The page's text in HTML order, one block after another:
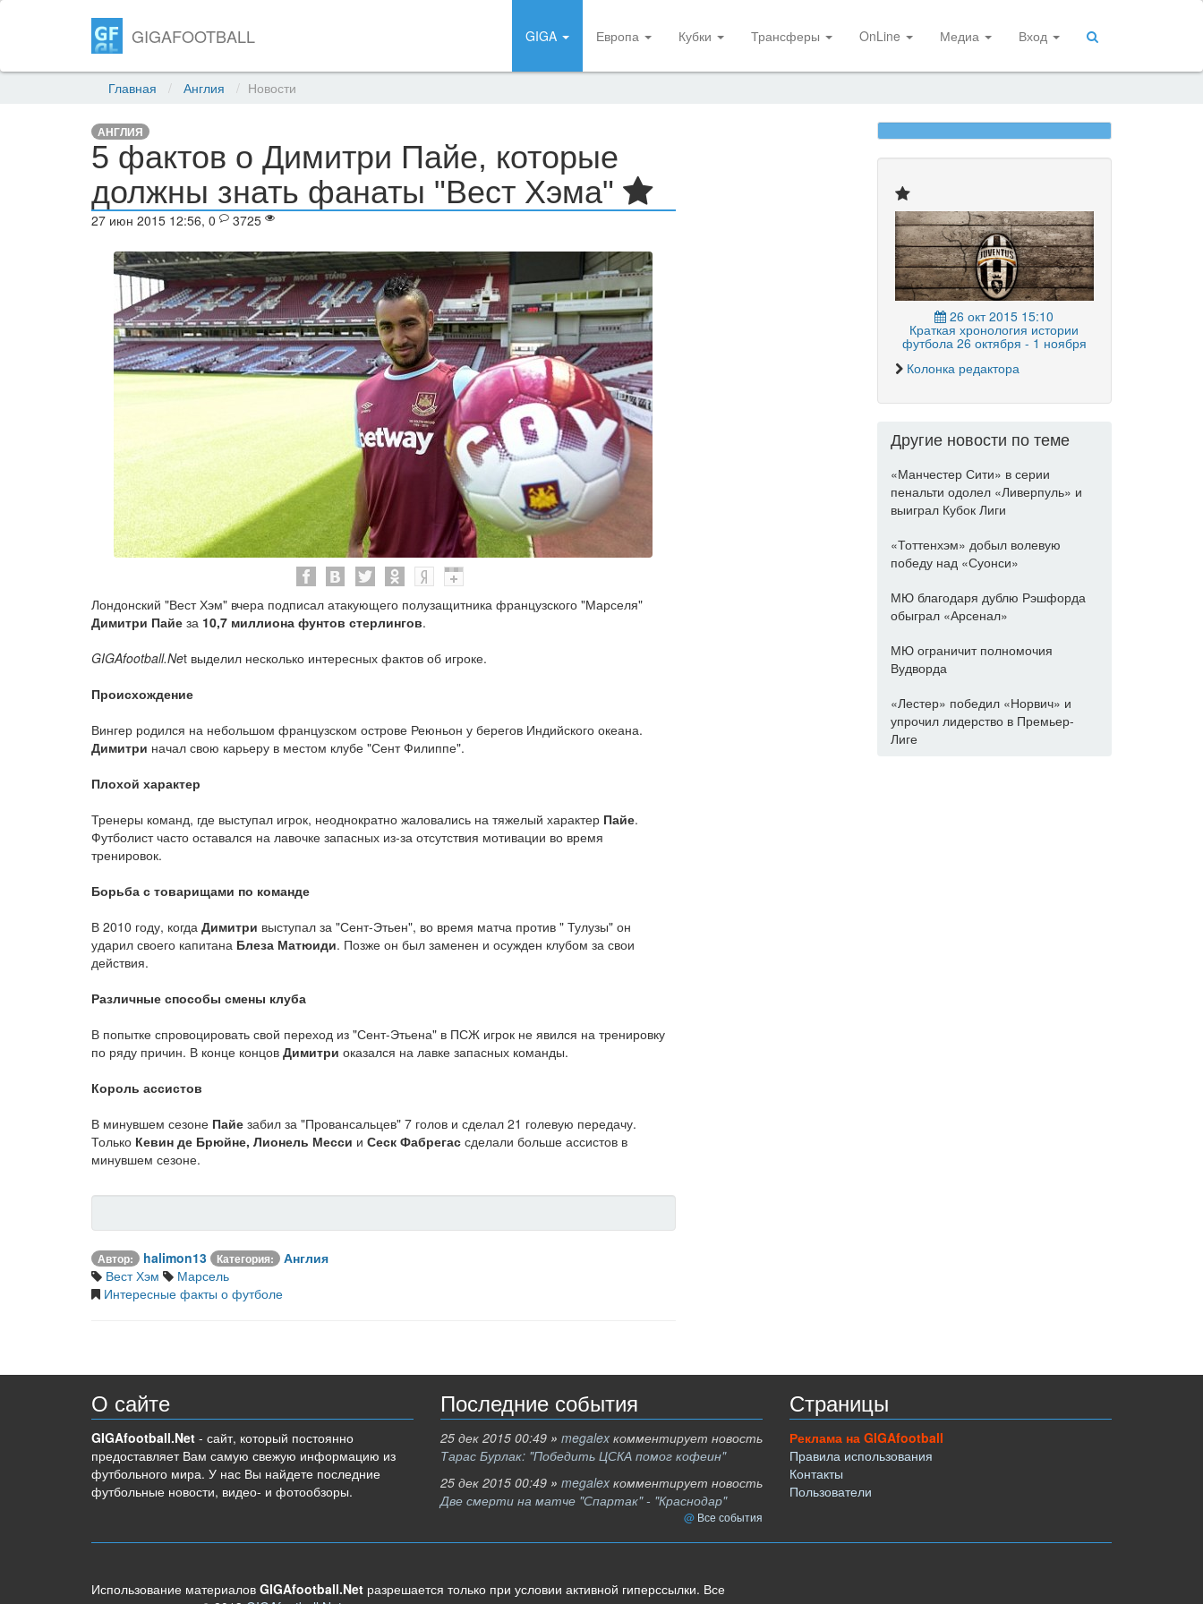
GIGAFOOTBALL GIGA Европа Кубки Трансферы OnLine Медиа Вход
Главная Англия Новости
АНГЛИЯ
5 фактов о Димитри Пайе, которые
должны знать фанаты "Вест Хэма"
27 июн 2015 12:56, 0 3725
Лондонский "Вест Хэм" вчера подписал атакующего полузащитника французского "Марселя"
Димитри Пайе за 10,7 миллиона фунтов стерлингов.
GIGAfootball.Net выделил несколько интересных фактов об игроке.
Происхождение
Вингер родился на небольшом французском острове Реюньон у берегов Индийского океана.
Димитри начал свою карьеру в местом клубе "Сент Филиппе".
Плохой характер
Тренеры команд, где выступал игрок, неоднократно жаловались на тяжелый характер Пайе.
Футболист часто оставался на лавочке запасных из-за отсутствия мотивации во время
тренировок.
Борьба с товарищами по команде
В 2010 году, когда Димитри выступал за "Сент-Этьен", во время матча против " Тулузы" он
ударил своего капитана Блеза Матюиди. Позже он был заменен и осужден клубом за свои
действия.
Различные способы смены клуба
В попытке спровоцировать свой переход из "Сент-Этьена" в ПСЖ игрок не явился на тренировку
по ряду причин. В конце концов Димитри оказался на лавке запасных команды.
Король ассистов
В минувшем сезоне Пайе забил за "Провансальцев" 7 голов и сделал 21 голевую передачу.
Только Кевин де Брюйне, Лионель Месси и Сеск Фабрегас сделали больше ассистов в
минувшем сезоне.
Автор: halimon13 Категория:
Англия
Вест Хэм
Марсель
Интересные факты о футболе
26 окт 2015 15:10
Краткая хронология истории
футбола 26 октября - 1 ноября
Колонка редактора
Другие новости по теме
«Манчестер Сити» в серии
пенальти одолел «Ливерпуль» и
выиграл Кубок Лиги
«Тоттенхэм» добыл волевую
победу над «Суонси»
МЮ благодаря дублю Рэшфорда
обыграл «Арсенал»
МЮ ограничит полномочия
Вудворда
«Лестер» победил «Норвич» и
упрочил лидерство в Премьер-
Лиге
О сайте
GIGAfootball.Net - сайт, который постоянно
предоставляет Вам самую свежую информацию из
футбольного мира. У нас Вы найдете последние
футбольные новости, видео- и фотообзоры.
Последние события
25 дек 2015 00:49 » megalex комментирует новость
Тарас Бурлак: "Победить ЦСКА помог кофеин"
25 дек 2015 00:49 » megalex комментирует новость
Две смерти на матче "Спартак" - "Краснодар"
Все события
Страницы
Реклама на GIGAfootball
Правила использования
Контакты
Пользователи
Использование материалов GIGAfootball.Net разрешается только при условии активной гиперссылки. Все